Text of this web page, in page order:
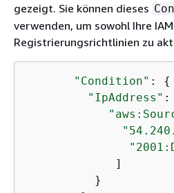
gezeigt. Sie können dieses
verwenden, um sowohl Ihre
Registrierungsrichtlinien zu
"Condition" : {
"IpAddress" :
             ]
          }